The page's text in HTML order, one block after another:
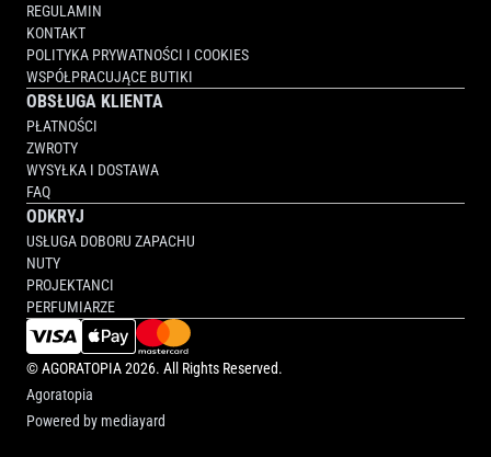
REGULAMIN
KONTAKT
POLITYKA PRYWATNOŚCI I COOKIES
WSPÓŁPRACUJĄCE BUTIKI
OBSŁUGA KLIENTA
PŁATNOŚCI
ZWROTY
WYSYŁKA I DOSTAWA
FAQ
ODKRYJ
USŁUGA DOBORU ZAPACHU
NUTY
PROJEKTANCI
PERFUMIARZE
©AGORATOPIA2026. All Rights Reserved.
Agoratopia
Powered by mediayard